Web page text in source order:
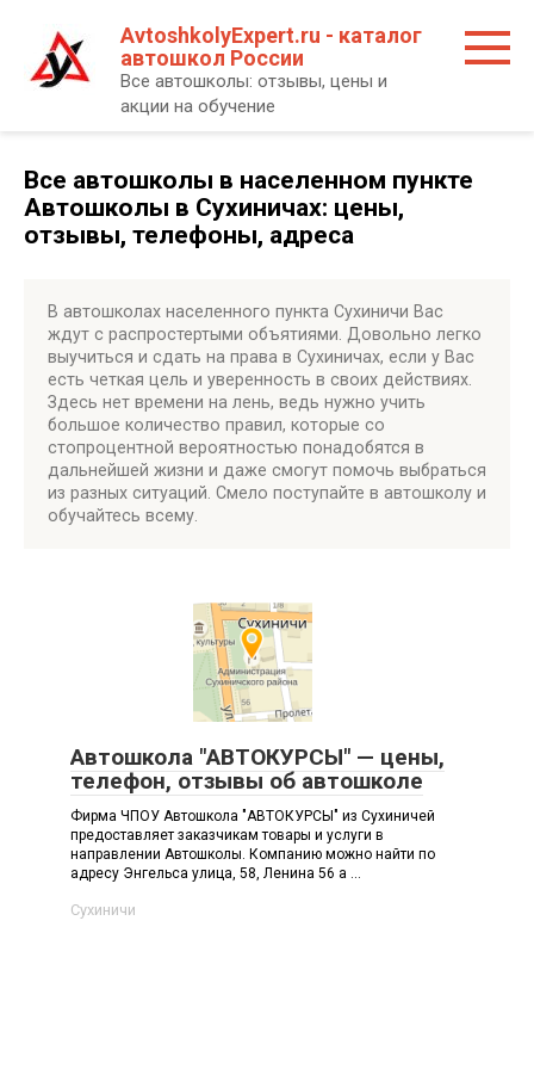
контенту
AvtoshkolyExpert.ru - каталог
автошкол России
Все автошколы: отзывы, цены и
акции на обучение
Все автошколы в населенном пункте
Автошколы в Сухиничах: цены,
отзывы, телефоны, адреса
В автошколах населенного пункта Сухиничи Вас
ждут с распростертыми объятиями. Довольно легко
выучиться и сдать на права в Сухиничах, если у Вас
есть четкая цель и уверенность в своих действиях.
Здесь нет времени на лень, ведь нужно учить
большое количество правил, которые со
стопроцентной вероятностью понадобятся в
дальнейшей жизни и даже смогут помочь выбраться
из разных ситуаций. Смело поступайте в автошколу и
обучайтесь всему.
Автошкола "АВТОКУРСЫ" — цены,
телефон, отзывы об автошколе
Фирма ЧПОУ Автошкола "АВТОКУРСЫ" из Сухиничей
предоставляет заказчикам товары и услуги в
направлении Автошколы. Компанию можно найти по
адресу Энгельса улица, 58, Ленина 56 а ...
Сухиничи